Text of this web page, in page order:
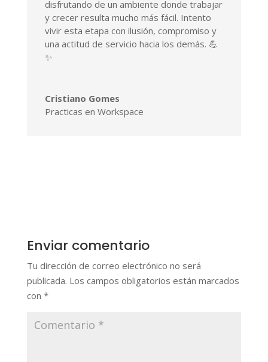
disfrutando de un ambiente donde trabajar
y crecer resulta mucho más fácil. Intento
vivir esta etapa con ilusión, compromiso y
una actitud de servicio hacia los demás. 💪
✨
Cristiano Gomes
Practicas en Workspace
Enviar comentario
Tu dirección de correo electrónico no será
publicada. Los campos obligatorios están marcados
con *